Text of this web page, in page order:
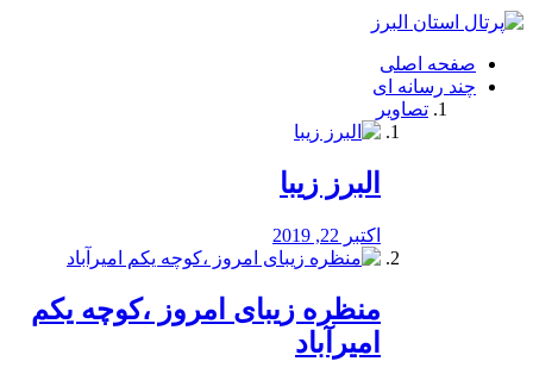
فصد
شرق
تهران
خشکشویی
صفحه اصلی
چند رسانه ای
تصاویر
البرز زیبا
اکتبر 22, 2019
منظره‌‌ زیبای امروز ،کوچه یکم
امیرآباد